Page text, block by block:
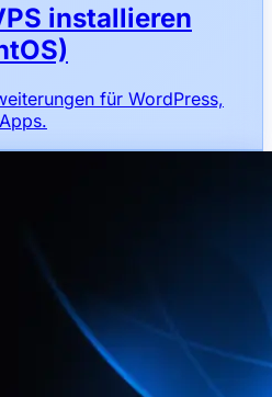
installieren
für WordPress,